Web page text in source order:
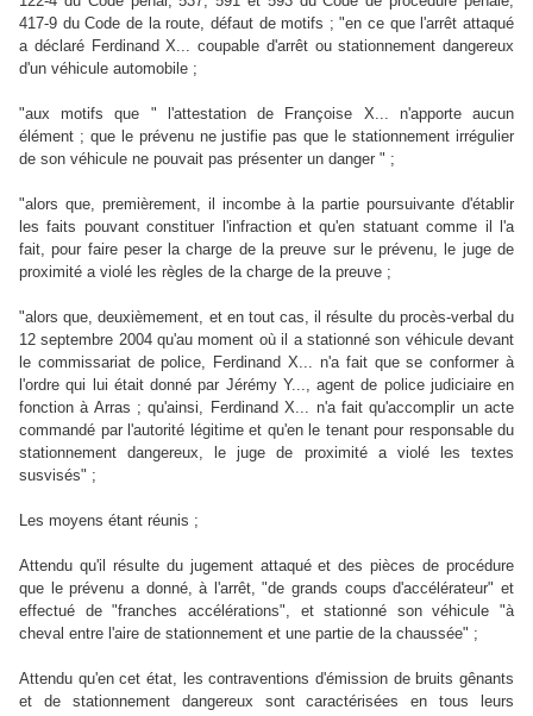
417-9 du Code de la route, défaut de motifs ; "en ce que l'arrêt attaqué
a déclaré Ferdinand X... coupable d'arrêt ou stationnement dangereux
d'un véhicule automobile ;
"aux motifs que " l'attestation de Françoise X... n'apporte aucun
élément ; que le prévenu ne justifie pas que le stationnement irrégulier
de son véhicule ne pouvait pas présenter un danger " ;
"alors que, premièrement, il incombe à la partie poursuivante d'établir
les faits pouvant constituer l'infraction et qu'en statuant comme il l'a
fait, pour faire peser la charge de la preuve sur le prévenu, le juge de
proximité a violé les règles de la charge de la preuve ;
"alors que, deuxièmement, et en tout cas, il résulte du procès-verbal du
12 septembre 2004 qu'au moment où il a stationné son véhicule devant
le commissariat de police, Ferdinand X... n'a fait que se conformer à
l'ordre qui lui était donné par Jérémy Y..., agent de police judiciaire en
fonction à Arras ; qu'ainsi, Ferdinand X... n'a fait qu'accomplir un acte
commandé par l'autorité légitime et qu'en le tenant pour responsable du
stationnement dangereux, le juge de proximité a violé les textes
susvisés" ;
Les moyens étant réunis ;
Attendu qu'il résulte du jugement attaqué et des pièces de procédure
que le prévenu a donné, à l'arrêt, "de grands coups d'accélérateur" et
effectué de "franches accélérations", et stationné son véhicule "à
cheval entre l'aire de stationnement et une partie de la chaussée" ;
Attendu qu'en cet état, les contraventions d'émission de bruits gênants
et de stationnement dangereux sont caractérisées en tous leurs